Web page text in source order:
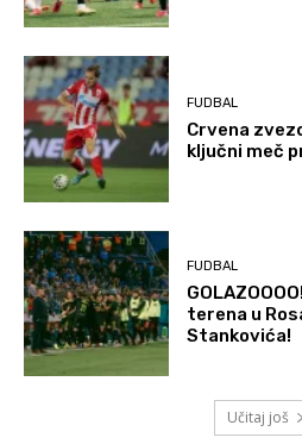
FUDBAL
Crvena
ključni meč
FUDBAL
terena u
Stankovića!
Učitaj još